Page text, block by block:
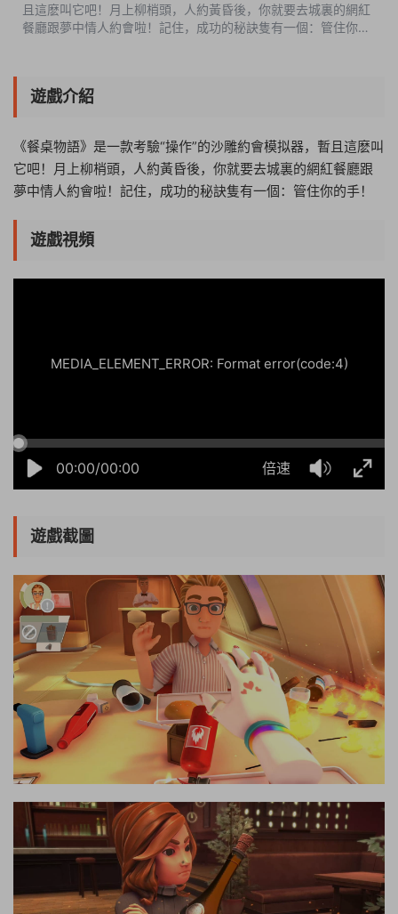
且這麽叫它吧！月上柳梢頭，人約黃昏後，你就要去城裏的網紅
餐廳跟夢中情人約會啦！記住，成功的秘訣隻有一個：管住你的
遊戲介紹
《餐桌物語》是一款考驗“操作”的沙雕約會模拟器，暫且這麽叫
它吧！月上柳梢頭，人約黃昏後，你就要去城裏的網紅餐廳跟
夢中情人約會啦！記住，成功的秘訣隻有一個：管住你的手！
遊戲視頻
00:00/00:00 倍速
MEDIA_ELEMENT_ERROR: Format error(code:4)
遊戲截圖